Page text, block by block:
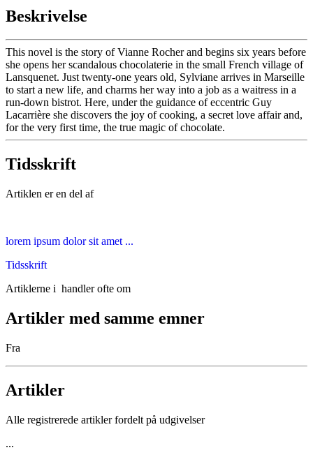
Beskrivelse
This novel is the story of Vianne Rocher and begins six years before
she opens her scandalous chocolaterie in the small French village of
Lansquenet. Just twenty-one years old, Sylviane arrives in Marseille
to start a new life, and charms her way into a job as a waitress in a
run-down bistrot. Here, under the guidance of eccentric Guy
Lacarrière she discovers the joy of cooking, a secret love affair and,
for the very first time, the true magic of chocolate.
Tidsskrift
Artiklen er en del af
lorem ipsum dolor sit amet ...
Tidsskrift
Artiklerne i handler ofte om
Artikler med samme emner
Fra
Artikler
Alle registrerede artikler fordelt på udgivelser
...